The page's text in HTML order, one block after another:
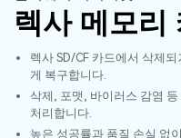
개요
솔루션
회사 소개
뉴스룸
플랜 및 가격
Recoverit -
선도적인 데이터
기능
미디어 복구하기
문서 복구하기
복구 Tips
외장 저장장치 복구
리커버릿 개요
렉사 메모리
렉사 SD/CF 카드에서 삭제
게 복구합니다.
삭제, 포맷, 바이러스 감염
처리합니다.
높은 성공률과 품질 손실 없